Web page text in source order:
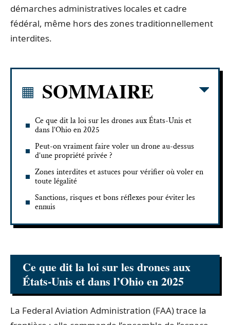
démarches administratives locales et cadre
fédéral, même hors des zones traditionnellement
interdites.
SOMMAIRE
Ce que dit la loi sur les drones aux États-Unis et
dans l’Ohio en 2025
Peut-on vraiment faire voler un drone au-dessus
d’une propriété privée ?
Zones interdites et astuces pour vérifier où voler en
toute légalité
Sanctions, risques et bons réflexes pour éviter les
ennuis
Ce que dit la loi sur les drones aux
États-Unis et dans l’Ohio en 2025
La Federal Aviation Administration (FAA) trace la